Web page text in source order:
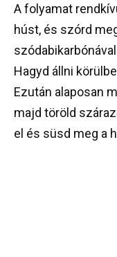
A folyamat
húst, és szórd
Hagyd állni
Ezután alaposan
majd töröld
el és süsd meg a